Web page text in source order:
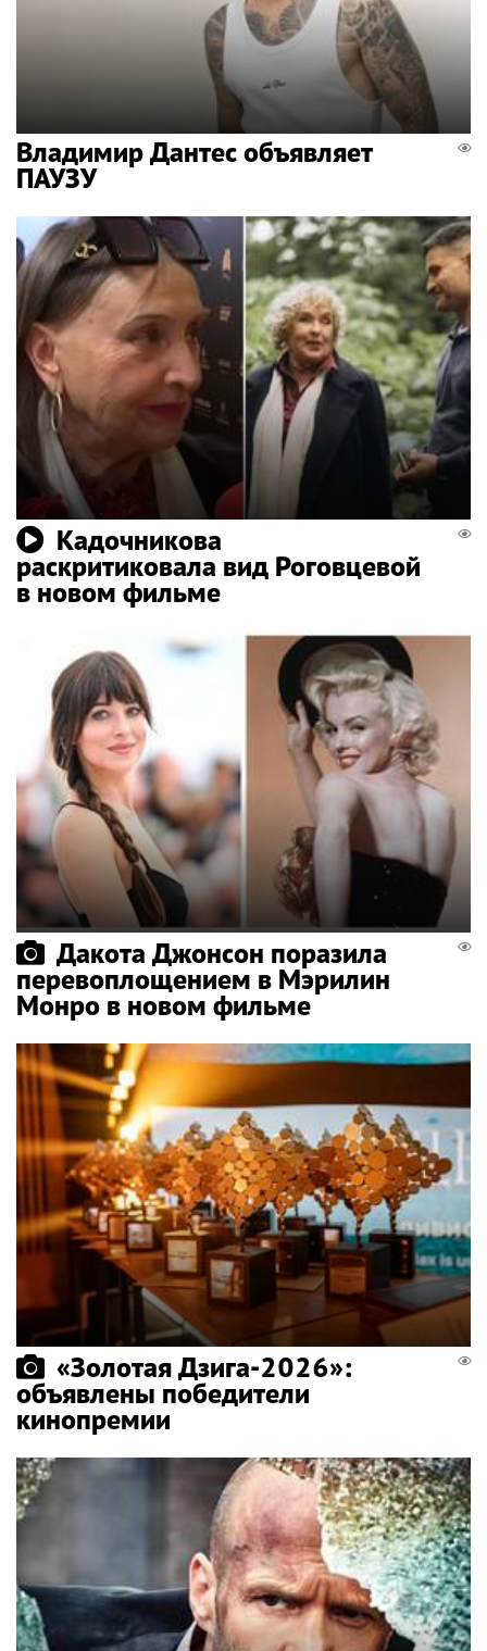
Владимир Дантес объявляет
ПАУЗУ
Кадочникова
раскритиковала вид Роговцевой
в новом фильме
Дакота Джонсон поразила
перевоплощением в Мэрилин
Монро в новом фильме
«Золотая Дзига-2026»:
объявлены победители
кинопремии